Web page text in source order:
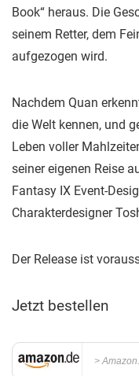
Book“ heraus. Die
seinem Retter, dem
aufgezogen wird.
Nachdem Quan
die Welt kennen, und
Leben voller
seiner eigenen Reise
Fantasy IX Event-
Charakterdesigner
Der Release ist
Jetzt bestellen